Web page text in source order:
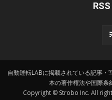
自動運転LABに掲載されている記事
本の著作権法や国際条
Copyright © Strobo Inc. All